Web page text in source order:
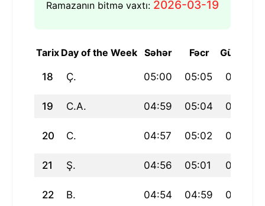
Ramazanın bitmə vaxtı: 2026-03-19
Tarix Day of the Week Səhər Fəcr Günəşin
18 Ç. 05:00 05:05 06:48
19 C.A. 04:59 05:04 06:47
20 C. 04:57 05:02 06:45
21 Ş. 04:56 05:01 06:43
22 B. 04:54 04:59 06:41